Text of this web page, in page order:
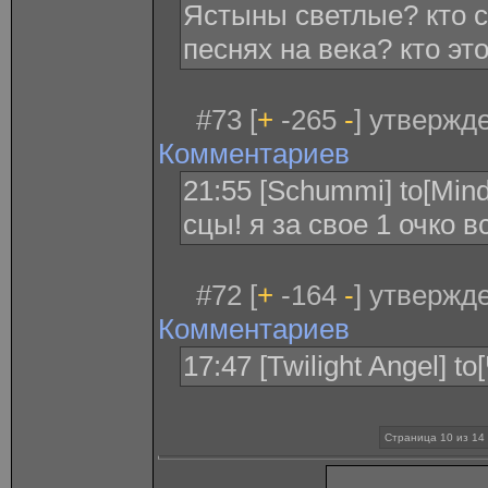
Ястыны светлые? кто
песнях на века? кто
#73 [+ -265 -]
Комментариев
21:55 [Schummi]
сцы! я за свое 1 очко
#72 [+ -164 -]
Комментариев
17:47 [Twilight Angel]
Страница 10 из 14